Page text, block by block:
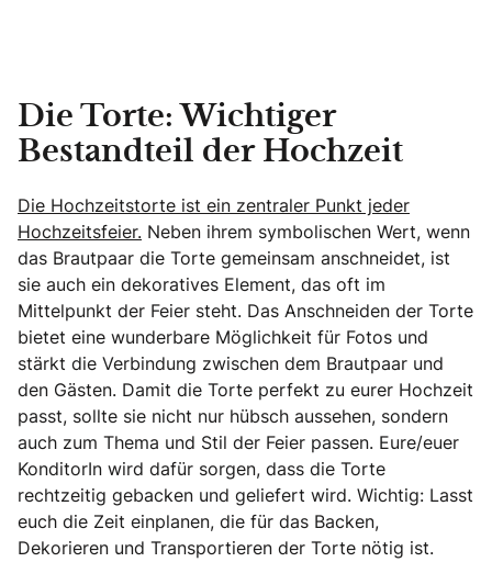
Die Torte: Wichtiger
Bestandteil der Hochzeit
Die Hochzeitstorte ist ein zentraler Punkt jeder
Hochzeitsfeier. Neben ihrem symbolischen Wert, wenn
das Brautpaar die Torte gemeinsam anschneidet, ist
sie auch ein dekoratives Element, das oft im
Mittelpunkt der Feier steht. Das Anschneiden der Torte
bietet eine wunderbare Möglichkeit für Fotos und
stärkt die Verbindung zwischen dem Brautpaar und
den Gästen. Damit die Torte perfekt zu eurer Hochzeit
passt, sollte sie nicht nur hübsch aussehen, sondern
auch zum Thema und Stil der Feier passen. Eure/euer
KonditorIn wird dafür sorgen, dass die Torte
rechtzeitig gebacken und geliefert wird. Wichtig: Lasst
euch die Zeit einplanen, die für das Backen,
Dekorieren und Transportieren der Torte nötig ist.